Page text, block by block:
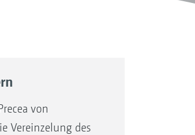
von
Vereinzelung des